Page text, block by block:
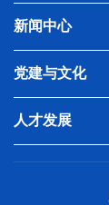
新闻中心
党建与文化
人才发展